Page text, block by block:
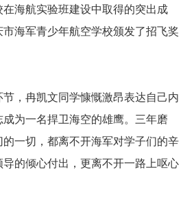
海航实验班建设中取得的突出成
海军青少年航空学校颁发了招飞奖
，冉凯文同学慷慨激昂表达自己内
为一名捍卫海空的雄鹰。三年磨
一切，都离不开海军对学子们的辛
的倾心付出，更离不开一路上呕心